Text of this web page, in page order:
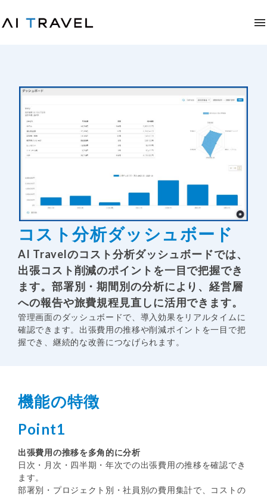
コスト分析ダッシュボード
AI Travelのコスト分析ダッシュボードでは、
出張コスト削減のポイントを一目で把握でき
ます。部署別・期間別の分析により、経営層
への報告や旅費規程見直しに活用できます。
管理画面のダッシュボードで、導入効果をリアルタイムに
確認できます。出張費用の推移や削減ポイントを一目で把
握でき、継続的な改善につなげられます。
機能の特徴
Point1
出張費用の推移を多角的に分析
日次・月次・四半期・年次での出張費用の推移を確認でき
ます。
部署別・プロジェクト別・社員別の費用集計で、コストの